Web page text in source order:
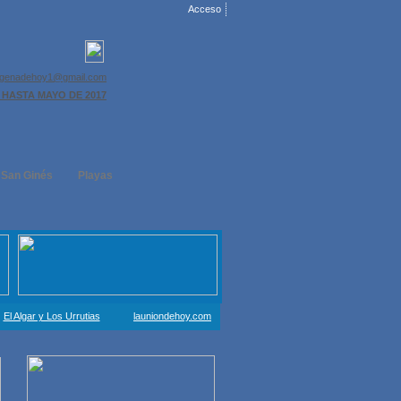
Acceso
MAYO DE 2017
Ginés Playas
El Algar y Los Urrutias launiondehoy.com